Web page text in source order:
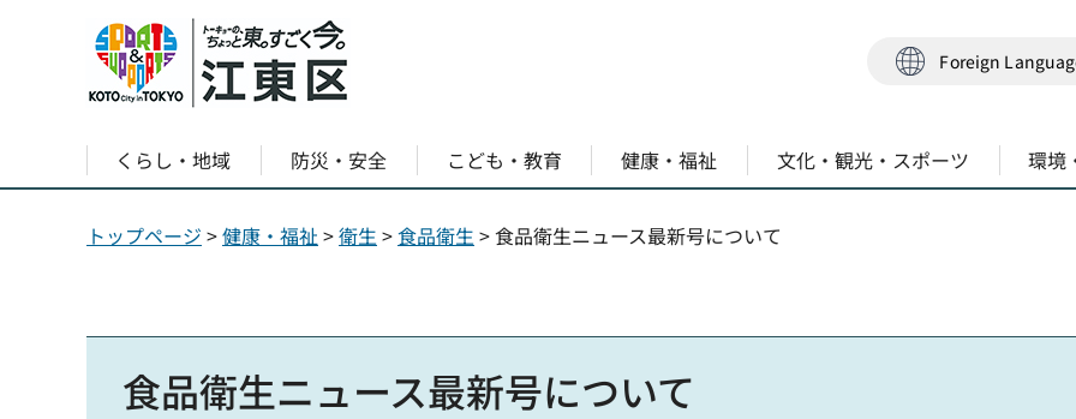
Foreign
くらし・地域 防災・安全 こども・教育 健康・福祉 文化・観光・スポーツ 環境
トップページ >健康・福祉 >衛生 >食品衛生 > 食品衛生ニュース最新号について
食品衛生ニュース最新号について